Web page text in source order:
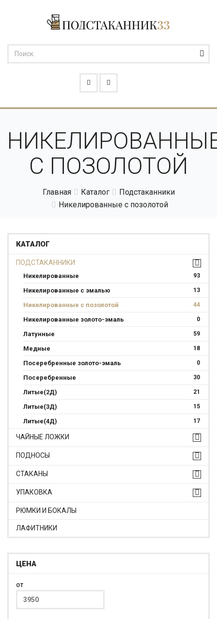
С ПОЗОЛОТОЙ
Главная Каталог
Подстаканники
Никелированные с позолотой
КАТАЛОГ
ПОДСТАКАННИКИ
Никелированные 93
Никелированные с эмалью 13
Никелированные с позолотой 44
Никелированные золото-эмаль 0
Латунные 59
Медные 18
Посеребренные золото-эмаль 0
Посеребренные 30
Литые(2Д) 21
Литые(3Д) 15
Литые(4Д) 17
ЧАЙНЫЕ ЛОЖКИ
ПОДНОСЫ
СТАКАНЫ
УПАКОВКА
РЮМКИ И БОКАЛЫ
ЛАФИТНИКИ
ЦЕНА
ОТ